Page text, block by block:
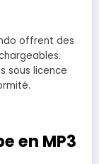
offrent des
sous licence
en MP3